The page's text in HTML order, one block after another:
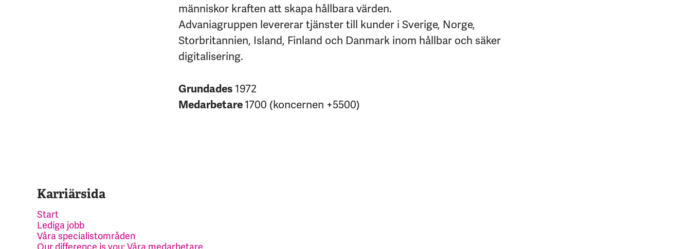
människor kraften att skapa hållbara värden.
Advaniagruppen levererar tjänster till kunder i Sverige, Norge,
Storbritannien, Island, Finland och Danmark inom hållbar och säker
digitalisering.
Grundades1972
Medarbetare1700 (koncernen +5500)
Karriärsida
Start
Lediga jobb
Våra specialistområden